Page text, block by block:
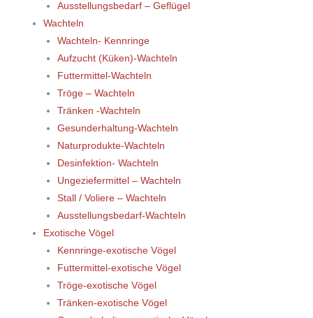
Ausstellungsbedarf – Geflügel
Wachteln
Wachteln- Kennringe
Aufzucht (Küken)-Wachteln
Futtermittel-Wachteln
Tröge – Wachteln
Tränken -Wachteln
Gesunderhaltung-Wachteln
Naturprodukte-Wachteln
Desinfektion- Wachteln
Ungeziefermittel – Wachteln
Stall / Voliere – Wachteln
Ausstellungsbedarf-Wachteln
Exotische Vögel
Kennringe-exotische Vögel
Futtermittel-exotische Vögel
Tröge-exotische Vögel
Tränken-exotische Vögel